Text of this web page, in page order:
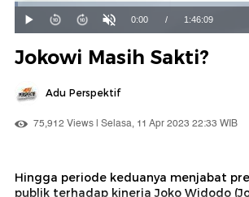
Mainkan
Suara
Hidup
Waktu
0:00 / Durasi
1:46:09
Dimuat:
0.94%
Jokowi Masih Sakti?
Adu Perspektif
75,912 Views | Selasa, 11 Apr 2023 22:33 WIB
Hingga periode keduanya menjabat
publik terhadap kinerja Joko Widodo